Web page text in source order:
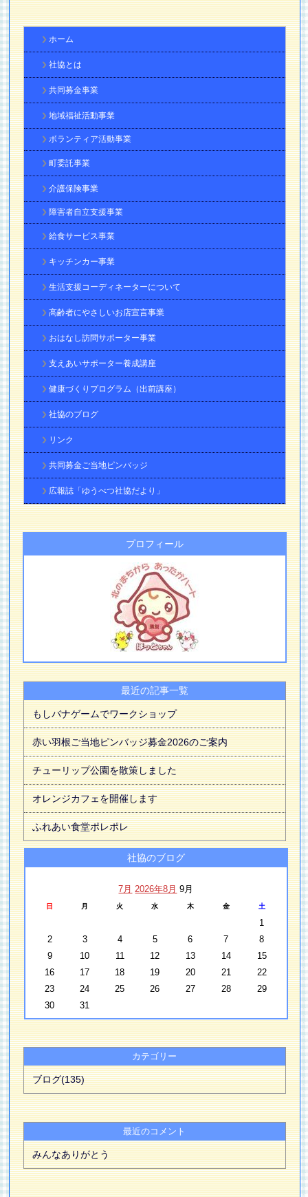
ホーム
社協とは
共同募金事業
地域福祉活動事業
ボランティア活動事業
町委託事業
介護保険事業
障害者自立支援事業
給食サービス事業
キッチンカー事業
生活支援コーディネーターについて
高齢者にやさしいお店宣言事業
おはなし訪問サポーター事業
支えあいサポーター養成講座
健康づくりプログラム（出前講座）
社協のブログ
リンク
共同募金ご当地ピンバッジ
広報誌「ゆうべつ社協だより」
プロフィール
最近の記事一覧
もしバナゲームでワークショップ
赤い羽根ご当地ピンバッジ募金2026のご案内
チューリップ公園を散策しました
オレンジカフェを開催します
ふれあい食堂ポレポレ
社協のブログ
7月 2026年8月 9月
日 月 火 水 木 金 土
1
2
3 4 5 6 7
8
9
10 11 12 13 14
15
16
17 18 19 20 21
22
23
24 25 26 27 28
29
30
31
カテゴリー
ブログ(135)
最近のコメント
みんなありがとう